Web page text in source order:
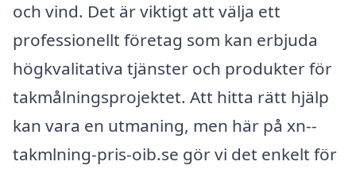
och vind. Det är viktigt att välja ett
professionellt företag som kan erbjuda
högkvalitativa tjänster och produkter för
takmålningsprojektet. Att hitta rätt hjälp
kan vara en utmaning, men här på xn--
takmlning-pris-oib.se gör vi det enkelt för